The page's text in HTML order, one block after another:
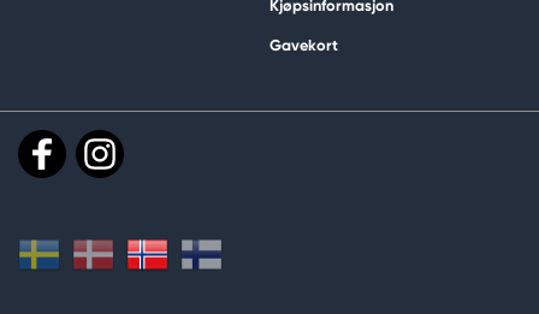
Kjøpsinformasjon
Gavekort